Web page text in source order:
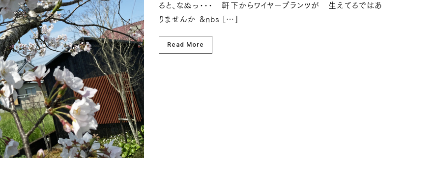
ると、なぬっ･･･ 軒下からワイヤープランツが 生えてるではあ
りませんか &nbs […]
Read More